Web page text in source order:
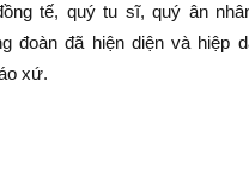
tế, quý tu sĩ, quý ân
đoàn đã hiện diện và hiệp
xứ.